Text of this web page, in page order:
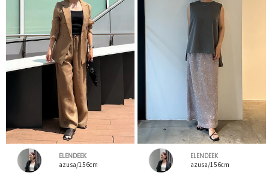
ELENDEEK
azusa/156cm
ELENDEEK
azusa/156cm